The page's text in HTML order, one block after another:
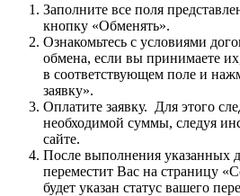
Заполните все поля
кнопку «Обменять».
Ознакомьтесь с условиями
обмена, если вы принимаете
в соответствующем поле и
заявку».
Оплатите заявку. Для этого
необходимой суммы, следуя
сайте.
После выполнения указанных
переместит Вас на страницу
будет указан статус вашего